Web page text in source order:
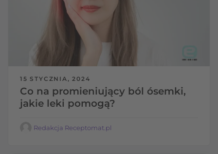
15 STYCZNIA, 2024
Co na promieniujący ból ósemki,
jakie leki pomogą?
Redakcja Receptomat.pl